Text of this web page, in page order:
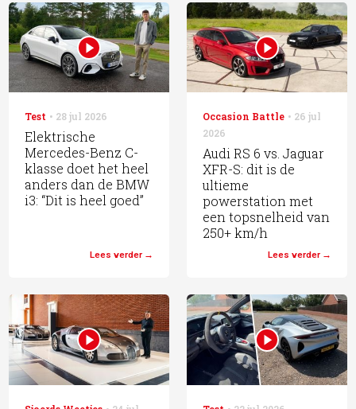
Test 28 jul 2026
Elektrische
Mercedes-Benz C-
klasse doet het heel
anders dan de BMW
i3: “Dit is heel goed”
Lees verder
Occasion Battle
26 jul
2026
Audi RS 6 vs. Jaguar
XFR-S: dit is de
ultieme
powerstation met
een topsnelheid van
250+ km/h
Lees verder